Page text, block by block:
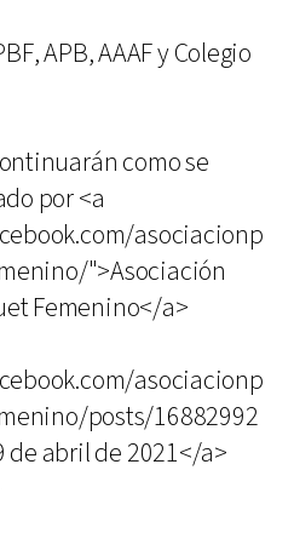
APB, AAAF y Colegio
como se
por <a
asociacionp
">Asociación
Femenino</a>
asociacionp
posts/16882992
de abril de 2021</a>